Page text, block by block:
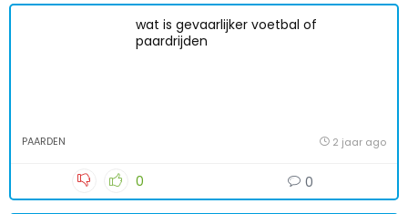
wat is gevaarlijker voetbal of
paardrijden
PAARDEN 2 jaar ago
0 0